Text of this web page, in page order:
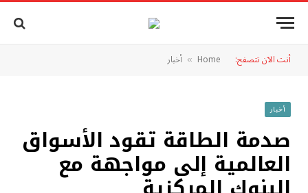
أنت الآن تتصفح: Home
» أخبار
أخبار
صدمة الطاقة تقود الأسواق
العالمية إلى مواجهة مع